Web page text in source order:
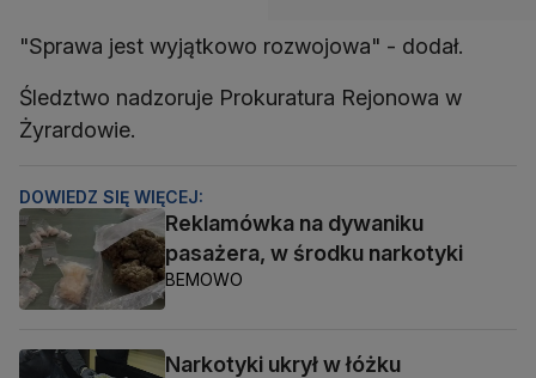
"Sprawa jest wyjątkowo rozwojowa" - dodał.
Śledztwo nadzoruje Prokuratura Rejonowa w
Żyrardowie.
DOWIEDZ SIĘ WIĘCEJ:
Reklamówka na dywaniku
pasażera, w środku narkotyki
BEMOWO
Narkotyki ukrył w łóżku